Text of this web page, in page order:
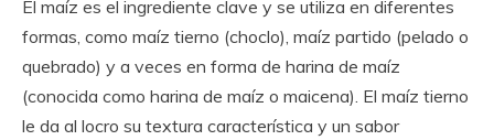
El maíz es el ingrediente clave y se utiliza en diferentes
formas, como maíz tierno (choclo), maíz partido (pelado o
quebrado) y a veces en forma de harina de maíz
(conocida como harina de maíz o maicena). El maíz tierno
le da al locro su textura característica y un sabor